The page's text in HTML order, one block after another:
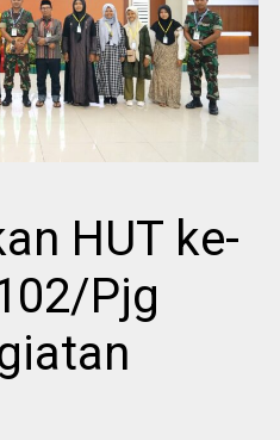
HUT ke-
Pjg